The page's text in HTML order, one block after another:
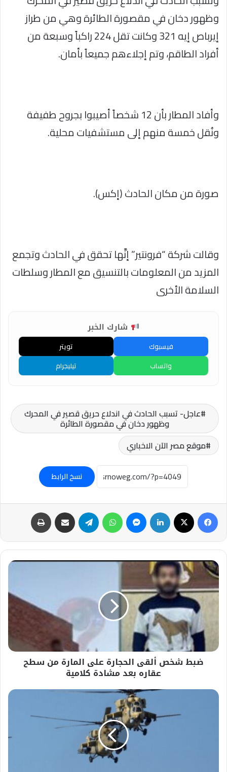
وظهور دخان في مقصورة الطائرة وهي من طراز
إيرباص إيه 321 وكانت تقل 224 راكباً وسبعة من
أفراد الطاقم، وتم إجلاءهم جميعاً بأمان.
وأفاد المطار بأن 12 شخصاً أصيبوا بجروح طفيفة
ونُقل خمسة منهم إلى مستشفيات محلية.
صورة من مكان الحادث (إكس).
وقالت شركة “فرونتير” إنَّها تحقق في الحادث وتجمع
المزيد من المعلومات بالتنسيق مع المطار وسلطات
السلامة الأخرى
شارك الخبر
فيسبوك
تويتر
واتساب
تيليجرام
عاجل- تسبب الحادث في اندلاع حريق قصير في المحرك
وظهور دخان في مقصورة الطائرة
موقع مصر الآن الاخباري
نسخ الرابط
فيسبوك لينكدإن ماسنجر واتساب تيلقرام مشاركة عبر البريد
ضبط
شخص
ألقى
الحجارة
سطح
عقاره
ضبط شخص ألقى الحجارة على المارة من سطح
عقاره بعد مشادة كلامية
#تقرير: